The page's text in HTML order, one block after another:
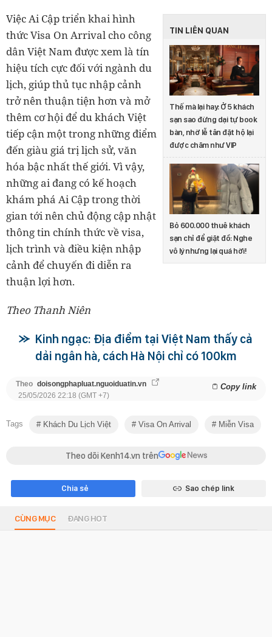
TIN LIÊN QUAN
Thế mà lại hay: Ở 5 khách
sạn sao đừng dại tự book
bàn, nhờ lễ tân đặt hộ lại
được chăm như VIP
Bỏ 600.000 thuê khách
sạn chỉ để giặt đồ: Nghe
vô lý nhưng lại quá hời!
Việc Ai Cập triển khai hình
thức Visa On Arrival cho công
dân Việt Nam được xem là tín
hiệu tích cực đối với ngành du
lịch, giúp thủ tục nhập cảnh
trở nên thuận tiện hơn và mở
thêm cơ hội để du khách Việt
tiếp cận một trong những điểm
đến giàu giá trị lịch sử, văn
hóa bậc nhất thế giới. Vì vậy,
những ai đang có kế hoạch
khám phá Ai Cập trong thời
gian tới nên chủ động cập nhật
thông tin chính thức về visa,
lịch trình và điều kiện nhập
cảnh để chuyến đi diễn ra
thuận lợi hơn.
Theo Thanh Niên
Kinh ngạc: Địa điểm tại Việt Nam thấy cả
dải ngân hà, cách Hà Nội chỉ có 100km
Theo doisongphapluat.nguoiduatin.vn Copy link
25/05/2026 22:18 (GMT +7)
Tags Khách Du Lịch Việt Visa On Arrival Miễn Visa
Theo dõi Kenh14.vn trên
Chia sẻ Sao chép link
CÙNG MỤC ĐANG HOT